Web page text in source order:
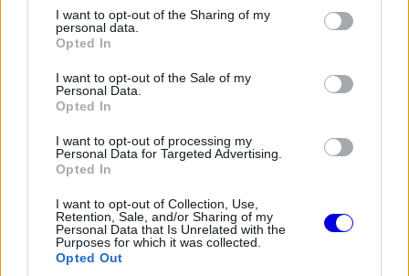
not limited to your visit or usage behaviour. You may click to
grant or deny consent to Google and its third-party tags to
use your data for below specified purposes in below Google
consent section.
I want to opt-out of the Sharing of my
personal data.
Opted In
I want to opt-out of the Sale of my
Personal Data.
Opted In
I want to opt-out of processing my
Personal Data for Targeted Advertising.
Opted In
I want to opt-out of Collection, Use,
Retention, Sale, and/or Sharing of my
Personal Data that Is Unrelated with the
Purposes for which it was collected.
Opted Out
loading.
modal
window.
the server or network failed or because the format
A motorhibát már nem tudták orvosolni a
szerelők, ami a verseny korai feladását jelentette
a trió számára. A holland pilóta saját gárdája így